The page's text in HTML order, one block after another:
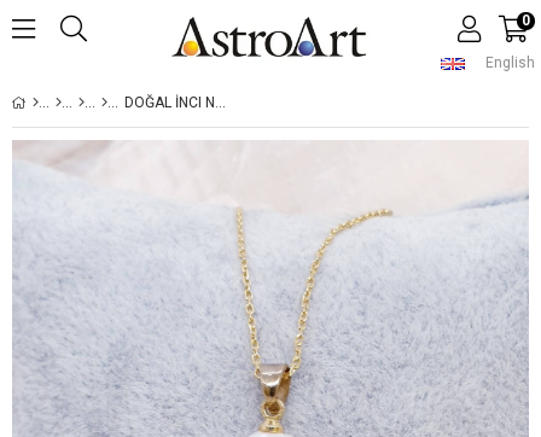
English
0
DOĞAL İNCI NAZAR KOLYE